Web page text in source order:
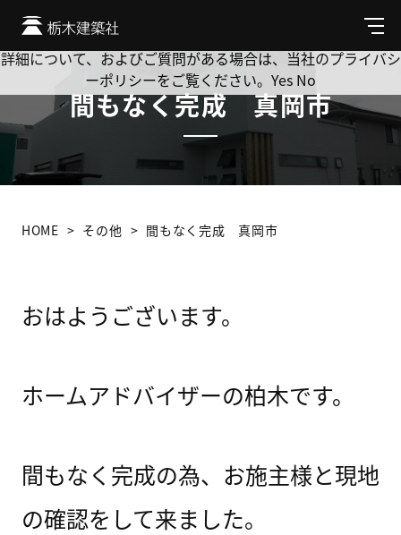
メ
ニ
ュ
間もなく完成 真岡市
HOME その他 間もなく完成 真岡市
おはようございます。
ホームアドバイザーの柏木です。
間もなく完成の為、お施主様と現地
の確認をして来ました。
Cookie を使用して、お客様の活動を追跡してもよろしいです
か? 当社ではお客様のプライバシーを極めて重視しています。
詳細について、およびご質問がある場合は、当社のプライバシ
ーポリシーをご覧ください。 Yes No